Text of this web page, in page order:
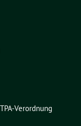
Verordnung